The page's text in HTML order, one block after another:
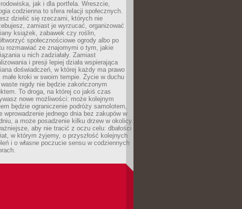
jak i dla portfela. Wreszcie,
codzienna to sfera relacji społecznych.
dzielić się rzeczami, których nie
zamiast je wyrzucać, organizować
książek, zabawek czy roślin,
społecznościowe ogrody albo po
rozmawiać ze znajomymi o tym, jakie
u nich zadziałały. Zamiast
i presji lepiej działa wspierająca
doświadczeń, w której każdy ma prawo
małe kroki w swoim tempie. Życie w duchu
nigdy nie będzie zakończonym
To droga, na której co jakiś czas
nowe możliwości: może kolejnym
będzie ograniczenie podróży samolotem,
wprowadzenie jednego dnia bez zakupów w
a może posadzenie kilku drzew w okolicy.
aby nie tracić z oczu celu: dbałości
w którym żyjemy, o przyszłość kolejnych
i o własne poczucie sensu w codziennych